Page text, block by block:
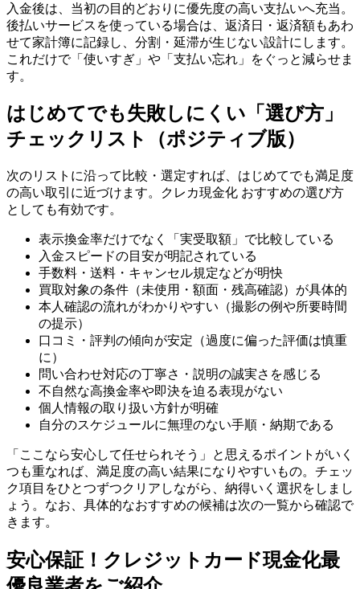
入金後は、当初の目的どおりに優先度の高い支払いへ充当。
後払いサービスを使っている場合は、返済日・返済額もあわ
せて家計簿に記録し、分割・延滞が生じない設計にします。
これだけで「使いすぎ」や「支払い忘れ」をぐっと減らせま
す。
はじめてでも失敗しにくい「選び方」
チェックリスト（ポジティブ版）
次のリストに沿って比較・選定すれば、はじめてでも満足度
の高い取引に近づけます。クレカ現金化 おすすめの選び方
としても有効です。
表示換金率だけでなく「実受取額」で比較している
入金スピードの目安が明記されている
手数料・送料・キャンセル規定などが明快
買取対象の条件（未使用・額面・残高確認）が具体的
本人確認の流れがわかりやすい（撮影の例や所要時間
の提示）
口コミ・評判の傾向が安定（過度に偏った評価は慎重
に）
問い合わせ対応の丁寧さ・説明の誠実さを感じる
不自然な高換金率や即決を迫る表現がない
個人情報の取り扱い方針が明確
自分のスケジュールに無理のない手順・納期である
「ここなら安心して任せられそう」と思えるポイントがいく
つも重なれば、満足度の高い結果になりやすいもの。チェッ
ク項目をひとつずつクリアしながら、納得いく選択をしまし
ょう。なお、具体的なおすすめの候補は次の一覧から確認で
きます。
安心保証！クレジットカード現金化最